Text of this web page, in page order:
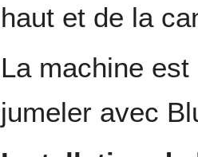
haut et de la
La machine
jumeler avec